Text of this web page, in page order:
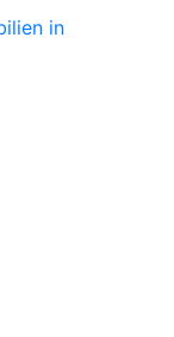
in